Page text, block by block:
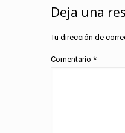
Deja una
Tu dirección de
Comentario *